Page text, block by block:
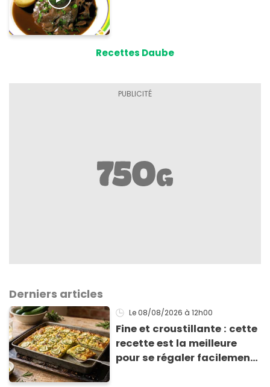
Recettes Daube
Derniers articles
Le 08/08/2026 à 12h00
Fine et croustillante : cette
recette est la meilleure
pour se régaler facilement